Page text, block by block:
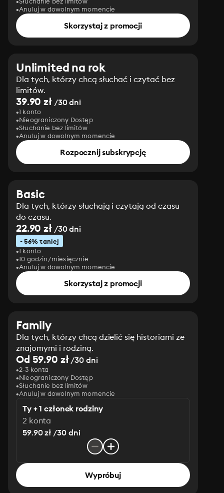
Anuluj w dowolnym momencie
Skorzystaj z promocji
Unlimited na rok
Dla tych, którzy chcą słuchać i czytać bez
limitów.
39.90 zł/30 dni
1 konto
Nieograniczony Dostęp
Słuchanie bez limitów
Anuluj w dowolnym momencie
Rozpocznij subskrypcję
Basic
Dla tych, którzy słuchają i czytają od czasu
do czasu.
22.90 zł/30 dni
- 56% taniej
1 konto
10 godzin/miesięcznie
Anuluj w dowolnym momencie
Skorzystaj z promocji
Family
Dla tych, którzy chcą dzielić się historiami ze
znajomymi i rodziną.
Od 59.90 zł/30 dni
2-3 konta
Nieograniczony Dostęp
Słuchanie bez limitów
Anuluj w dowolnym momencie
Ty + 1 członek rodziny
2 konta
59.90 zł /30 dni
Wypróbuj